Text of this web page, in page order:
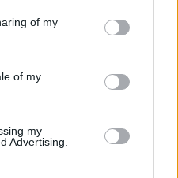
of my
of my
my
Advertising.